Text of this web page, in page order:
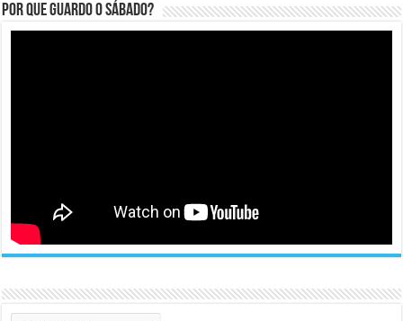
Por que guardo o Sábado?